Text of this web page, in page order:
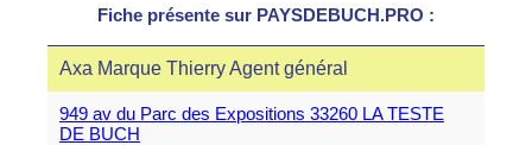
Fiche présente sur PAYSDEBUCH.PRO :
Axa Marque Thierry Agent général
949 av du Parc des Expositions 33260 LA TESTE
DE BUCH